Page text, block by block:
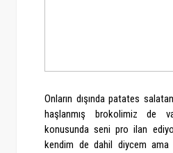
Onların dışında patates
haşlanmış brokolimiz de
konusunda seni pro ilan
kendim de dahil diycem